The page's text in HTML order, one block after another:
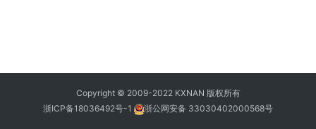
Copyright © 2009-2022 KXNAN 版权所有
浙ICP备18036492号-1
浙公网安备 33030402000568号